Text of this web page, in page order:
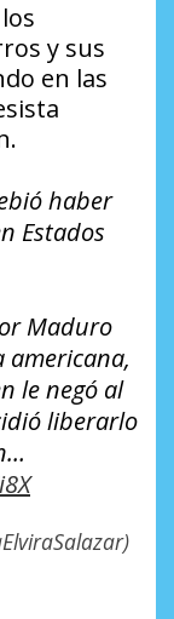
y sus
en las
haber
Estados
Maduro
americana,
le negó al
liberarlo